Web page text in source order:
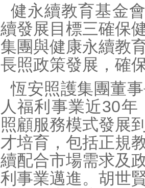
健永續教育基金
續發展目標三確保
集團與健康永續教
長照政策發展，確
恆安照護集團董
人福利事業近30
照顧服務模式發展
才培育，包括正規
續配合市場需求及
利事業邁進。胡世